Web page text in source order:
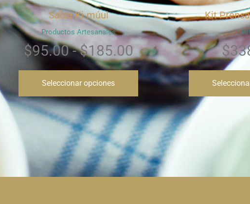
Kit Prensa Francesa
Kits
$338.00
Seleccionar opciones
Kit
$